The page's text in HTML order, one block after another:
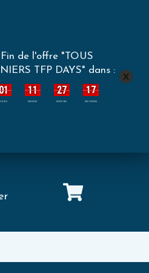
Fin de l'offre "TOUS
TFP DAYS" dans :
JOURS
11
HEURES
27
MINUTES
16
SECONDES
x